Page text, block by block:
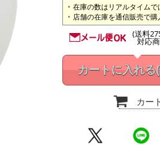
在庫の数はリアルタイムで
店舗の在庫を通信販売で購
(送料
対応
カートに入れる
カー